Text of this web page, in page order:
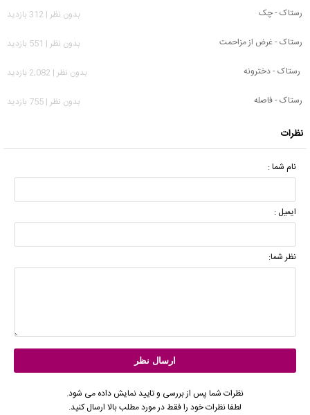
رستاک - چک
بدون نظر | 312 بازدید
رستاک - غرض از مزاحمت
بدون نظر | 551 بازدید
رستاک - دخترونه
بدون نظر | 2,082 بازدید
رستاک - فاصله
بدون نظر | 755 بازدید
نظرات
نام شما :
ایمیل :
نظر شما:
نظرات شما پس از بررسی و تایید نمایش داده می شود.
لطفا نظرات خود را فقط در مورد مطلب بالا ارسال کنید.